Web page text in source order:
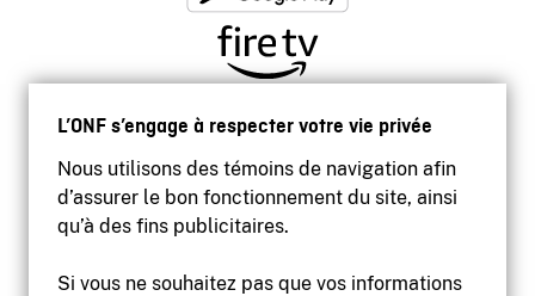
L’ONF s’engage à respecter votre vie privée
Nous utilisons des témoins de navigation afin
d’assurer le bon fonctionnement du site, ainsi
qu’à des fins publicitaires.
Si vous ne souhaitez pas que vos informations